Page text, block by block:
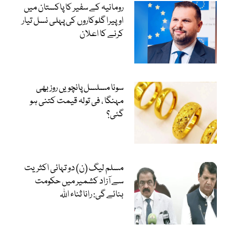
رومانیہ کے سفیر کا پاکستان میں
اوپیرا گلوکاروں کی پہلی نسل تیار
کرنے کا اعلان
سونا مسلسل پانچویں روز بھی
مہنگا ، فی تولہ قیمت کتنی ہو
گئی؟
مسلم لیگ (ن) دو تہائی اکثریت
سے آزاد کشمیر میں حکومت
بنائے گی: رانا ثناء اللہ